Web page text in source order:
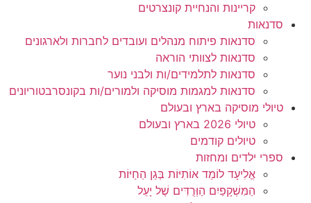
קריינות והנחיית קונצרטים
סדנאות
סדנאות פיתוח מנהלים ועובדים לחברות ולארגונים
סדנאות לצוותי הוראה
סדנאות לתלמידים/ות ולבני נוער
סדנאות למגמות מוסיקה ולמורים/ות בקונסרבטוריונים
טיולי מוסיקה בארץ ובעולם
טיולי 2026 בארץ ובעולם
טיולים קודמים
ספרי ילדים ומחזות
אֱלִיעָד לוֹמֵד אוֹתִיּוֹת בְּגַן הַחַיּוֹת
הַמִּשְׁקָפַיִם הַוְּרֻדִּים שֶׁל יָעֵל